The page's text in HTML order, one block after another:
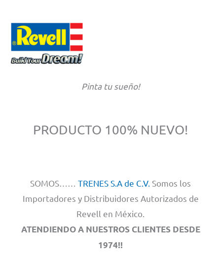
Pinta tu sueño!
PRODUCTO 100% NUEVO!
SOMOS…… TRENES S.A de C.V. Somos los
Importadores y Distribuidores Autorizados de
Revell en México.
ATENDIENDO A NUESTROS CLIENTES DESDE
1974!!